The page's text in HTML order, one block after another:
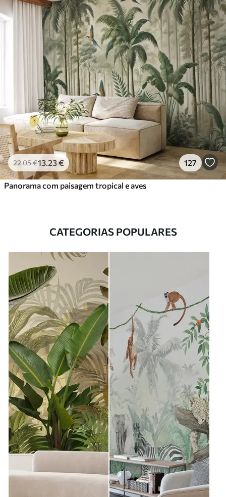
22.05€13 .23€ 127
Panorama com paisagem tropical e aves
CATEGORIAS POPULARES